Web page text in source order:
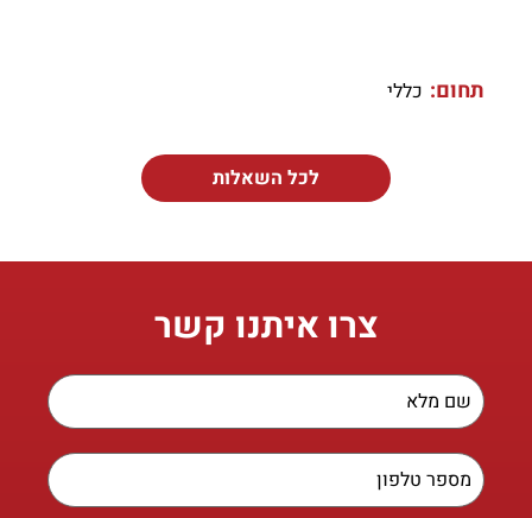
תחום: כללי
לכל השאלות
צרו איתנו קשר